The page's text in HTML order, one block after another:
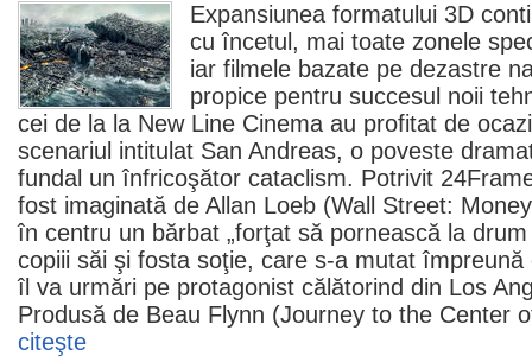
Expansiunea formatului 3D
cu încetul, mai toate zonele
iar filmele bazate pe dezastre
propice pentru succesul noii
cei de la la New Line Cinema au profitat de
scenariul intitulat San Andreas, o poveste
fundal un înfricoşător cataclism. Potrivit
fost imaginată de Allan Loeb (Wall Street:
în centru un bărbat „forţat să pornească la
copiii săi şi fosta soţie, care s-a mutat
îl va urmări pe protagonist călătorind din Los
Produsă de Beau Flynn (Journey to the Center
citeşte